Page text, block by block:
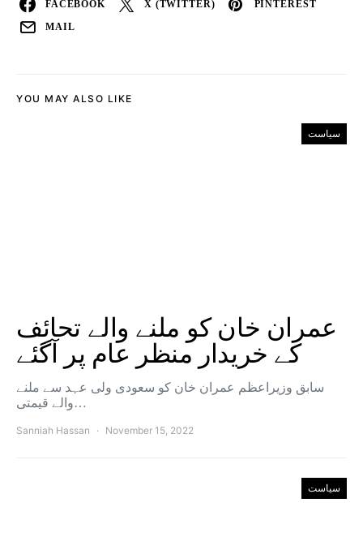
FACEBOOK X (TWITTER) PINTEREST
MAIL
YOU MAY ALSO LIKE
سیاست
عمران خان کو ملنے والے تحائف
کے خریدار منظر عام پر آگئے
سابق وزیراعظم عمران خان کو سعودی ولی عہد سے ملنے
والے قیمتی…
Sanniah Hassan November 15, 2022
سیاست